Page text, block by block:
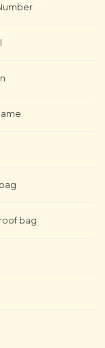
bag